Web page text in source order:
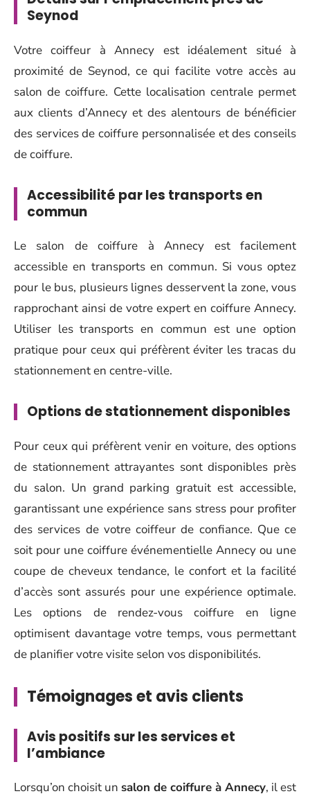
Seynod
Votre coiffeur à Annecy est idéalement situé à
proximité de Seynod, ce qui facilite votre accès au
salon de coiffure. Cette localisation centrale permet
aux clients d’Annecy et des alentours de bénéficier
des services de coiffure personnalisée et des conseils
de coiffure.
Accessibilité par les transports en
commun
Le salon de coiffure à Annecy est facilement
accessible en transports en commun. Si vous optez
pour le bus, plusieurs lignes desservent la zone, vous
rapprochant ainsi de votre expert en coiffure Annecy.
Utiliser les transports en commun est une option
pratique pour ceux qui préfèrent éviter les tracas du
stationnement en centre-ville.
Options de stationnement disponibles
Pour ceux qui préfèrent venir en voiture, des options
de stationnement attrayantes sont disponibles près
du salon. Un grand parking gratuit est accessible,
garantissant une expérience sans stress pour profiter
des services de votre coiffeur de confiance. Que ce
soit pour une coiffure événementielle Annecy ou une
coupe de cheveux tendance, le confort et la facilité
d’accès sont assurés pour une expérience optimale.
Les options de rendez-vous coiffure en ligne
optimisent davantage votre temps, vous permettant
de planifier votre visite selon vos disponibilités.
Témoignages et avis clients
Avis positifs sur les services et
l’ambiance
Lorsqu’on choisit un salon de coiffure à Annecy, il est